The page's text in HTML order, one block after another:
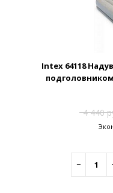
Intex 64118
4 440
−